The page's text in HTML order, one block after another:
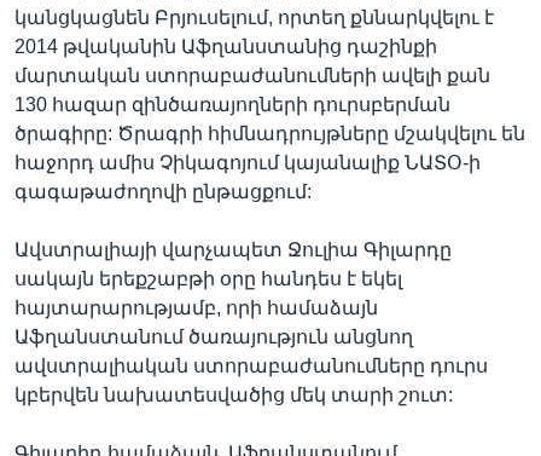
կանցկացնեն Բրյուսելում, որտեղ քննարկվելու է
2014 թվականին Աֆղանստանից դաշինքի
մարտական ստորաբաժանումների ավելի քան
130 հազար զինծառայողների դուրսբերման
ծրագիրը: Ծրագրի հիմնադրույթները մշակվելու են
հաջորդ ամիս Չիկագոյում կայանալիք ՆԱՏՕ-ի
գագաթաժողովի ընթացքում:
Ավստրալիայի վարչապետ Ջուլիա Գիլարդը
սակայն երեքշաբթի օրը հանդես է եկել
հայտարարությամբ, որի համաձայն
Աֆղանստանում ծառայություն անցնող
ավստրալիական ստորաբաժանումները դուրս
կբերվեն նախատեսվածից մեկ տարի շուտ: